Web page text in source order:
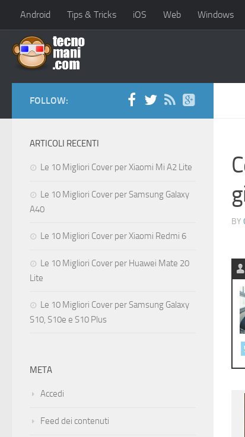
Android Tips & Tricks iOS Web Windows
BY
FOLLOW:
ARTICOLI RECENTI
Le 10 Migliori Cover per Xiaomi Mi A2 Lite
Le 10 Migliori Cover per Samsung Galaxy
A40
Le 10 Migliori Cover per Xiaomi Redmi 6
Le 10 Migliori Cover per Huawei Mate 20
Lite
Le 10 Migliori Cover per Samsung Galaxy
S10, S10e e S10 Plus
META
Accedi
Feed dei contenuti